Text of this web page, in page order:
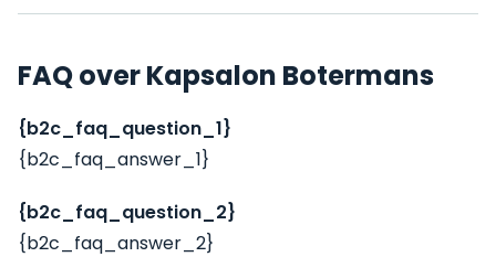
FAQ over Kapsalon Botermans
{b2c_faq_question_1}
{b2c_faq_answer_1}
{b2c_faq_question_2}
{b2c_faq_answer_2}